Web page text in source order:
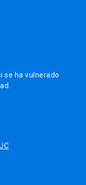
se ha vulnerado